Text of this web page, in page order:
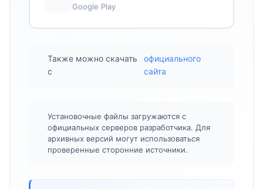
Google Play
Также можно скачать
с
официального
сайта
Установочные файлы загружаются с
официальных серверов разработчика. Для
архивных версий могут использоваться
проверенные сторонние источники.